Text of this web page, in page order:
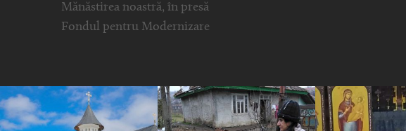
Mănăstirea noastră, în presă
Fondul pentru Modernizare